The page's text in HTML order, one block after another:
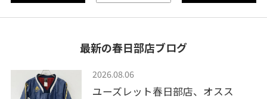
最新の春日部店ブログ
2026.08.06
ユーズレット春日部店、オスス